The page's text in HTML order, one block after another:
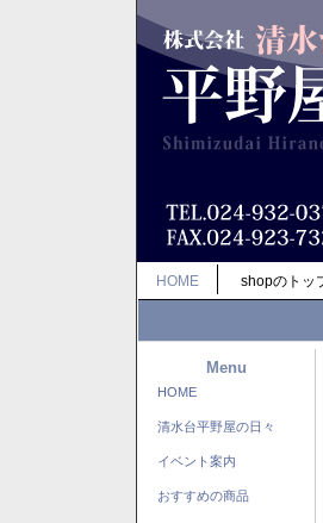
HOME shopのトッ
Menu
HOME
清水台平野屋の日々
イベント案内
おすすめの商品